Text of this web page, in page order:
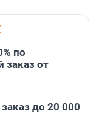
по
заказ от
до 20 000